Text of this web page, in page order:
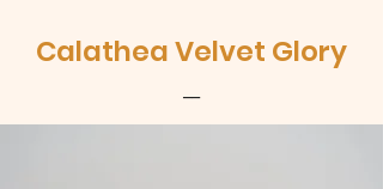
Calathea Velvet Glory